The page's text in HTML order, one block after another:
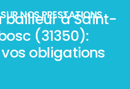
NOS PRESTATIONS
bailleur à Saint-
(31350):
obligations